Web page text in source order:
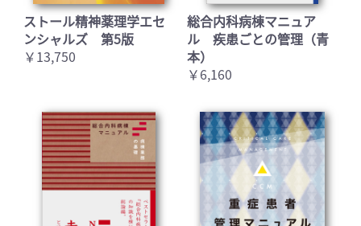
ストール精神薬理学エセ
ンシャルズ 第5版
￥13,750
総合内科病棟マニュア
ル 疾患ごとの管理（青
本）
￥6,160